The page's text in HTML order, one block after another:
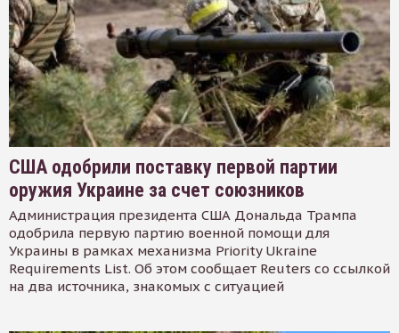
США одобрили поставку первой партии
оружия Украине за счет союзников
Администрация президента США Дональда Трампа
одобрила первую партию военной помощи для
Украины в рамках механизма Priority Ukraine
Requirements List. Об этом сообщает Reuters со ссылкой
на два источника, знакомых с ситуацией